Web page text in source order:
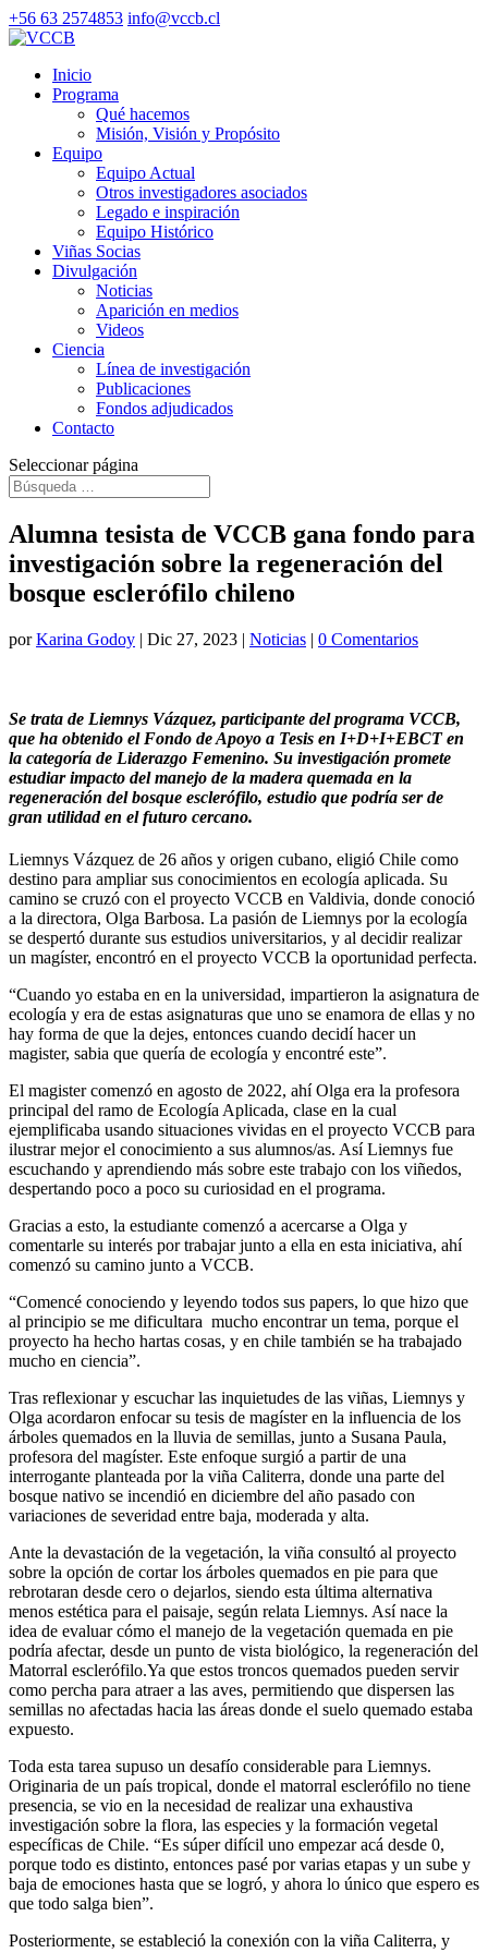
+56 63 2574853 info@vccb.cl
Inicio
Programa
Qué hacemos
Misión, Visión y Propósito
Equipo
Equipo Actual
Otros investigadores asociados
Legado e inspiración
Equipo Histórico
Viñas Socias
Divulgación
Noticias
Aparición en medios
Videos
Ciencia
Línea de investigación
Publicaciones
Fondos adjudicados
Contacto
Seleccionar página
Alumna tesista de VCCB gana fondo para
investigación sobre la regeneración del
bosque esclerófilo chileno
porKarina Godoy | Dic 27, 2023 | Noticias | 0 Comentarios
Se trata de Liemnys Vázquez, participante del programa VCCB,
que ha obtenido el Fondo de Apoyo a Tesis en I+D+I+EBCT en
la categoría de Liderazgo Femenino. Su investigación promete
estudiar impacto del manejo de la madera quemada en la
regeneración del bosque esclerófilo, estudio que podría ser de
gran utilidad en el futuro cercano.
Liemnys Vázquez de 26 años y origen cubano, eligió Chile como
destino para ampliar sus conocimientos en ecología aplicada. Su
camino se cruzó con el proyecto VCCB en Valdivia, donde conoció
a la directora, Olga Barbosa. La pasión de Liemnys por la ecología
se despertó durante sus estudios universitarios, y al decidir realizar
un magíster, encontró en el proyecto VCCB la oportunidad perfecta.
“Cuando yo estaba en en la universidad, impartieron la asignatura de
ecología y era de estas asignaturas que uno se enamora de ellas y no
hay forma de que la dejes, entonces cuando decidí hacer un
magister, sabia que quería de ecología y encontré este”.
El magister comenzó en agosto de 2022, ahí Olga era la profesora
principal del ramo de Ecología Aplicada, clase en la cual
ejemplificaba usando situaciones vividas en el proyecto VCCB para
ilustrar mejor el conocimiento a sus alumnos/as. Así Liemnys fue
escuchando y aprendiendo más sobre este trabajo con los viñedos,
despertando poco a poco su curiosidad en el programa.
Gracias a esto, la estudiante comenzó a acercarse a Olga y
comentarle su interés por trabajar junto a ella en esta iniciativa, ahí
comenzó su camino junto a VCCB.
“Comencé conociendo y leyendo todos sus papers, lo que hizo que
al principio se me dificultara mucho encontrar un tema, porque el
proyecto ha hecho hartas cosas, y en chile también se ha trabajado
mucho en ciencia”.
Tras reflexionar y escuchar las inquietudes de las viñas, Liemnys y
Olga acordaron enfocar su tesis de magíster en la influencia de los
árboles quemados en la lluvia de semillas, junto a Susana Paula,
profesora del magíster. Este enfoque surgió a partir de una
interrogante planteada por la viña Caliterra, donde una parte del
bosque nativo se incendió en diciembre del año pasado con
variaciones de severidad entre baja, moderada y alta.
Ante la devastación de la vegetación, la viña consultó al proyecto
sobre la opción de cortar los árboles quemados en pie para que
rebrotaran desde cero o dejarlos, siendo esta última alternativa
menos estética para el paisaje, según relata Liemnys. Así nace la
idea de evaluar cómo el manejo de la vegetación quemada en pie
podría afectar, desde un punto de vista biológico, la regeneración del
Matorral esclerófilo.Ya que estos troncos quemados pueden servir
como percha para atraer a las aves, permitiendo que dispersen las
semillas no afectadas hacia las áreas donde el suelo quemado estaba
expuesto.
Toda esta tarea supuso un desafío considerable para Liemnys.
Originaria de un país tropical, donde el matorral esclerófilo no tiene
presencia, se vio en la necesidad de realizar una exhaustiva
investigación sobre la flora, las especies y la formación vegetal
específicas de Chile. “Es súper difícil uno empezar acá desde 0,
porque todo es distinto, entonces pasé por varias etapas y un sube y
baja de emociones hasta que se logró, y ahora lo único que espero es
que todo salga bien”.
Posteriormente, se estableció la conexión con la viña Caliterra, y